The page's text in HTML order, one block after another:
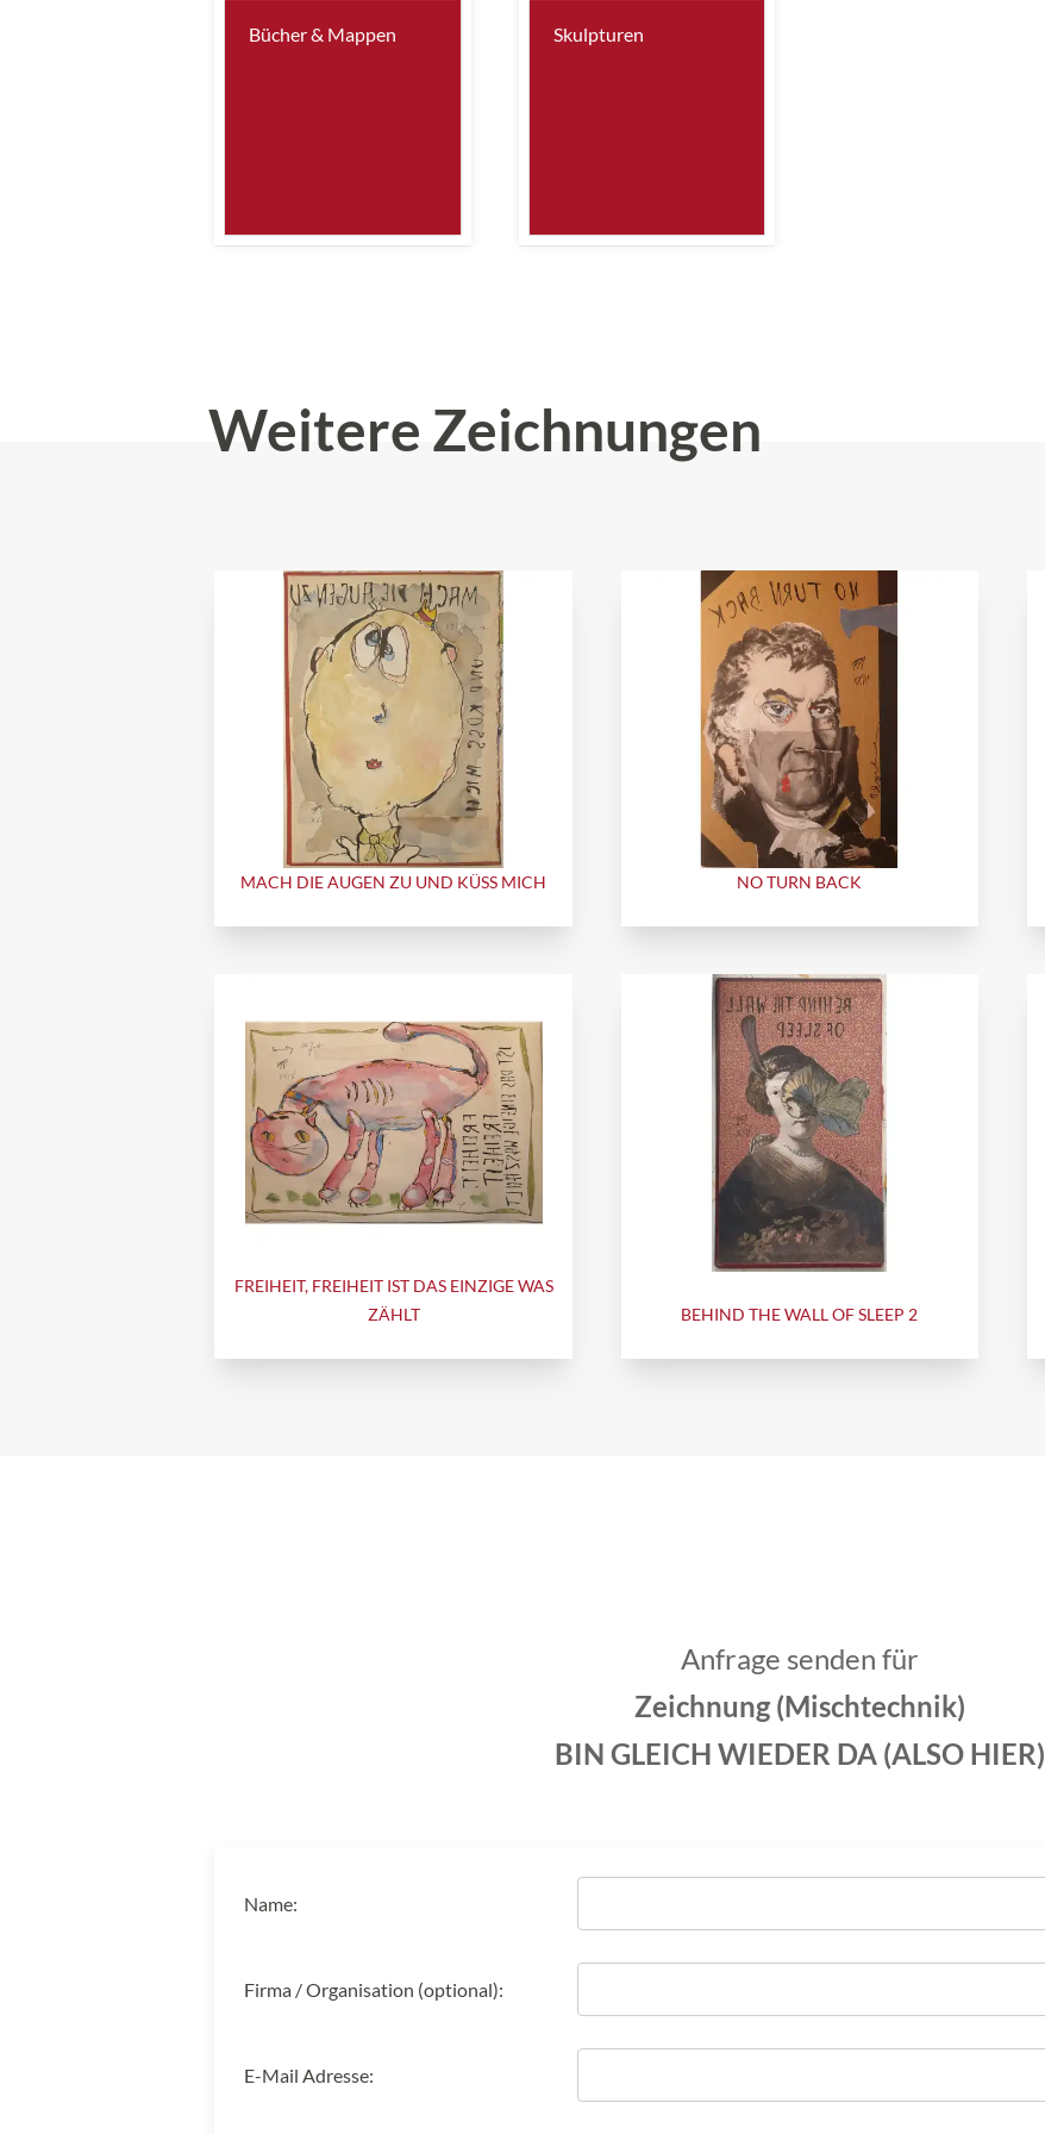
Bücher & Mappen Skulpturen
Weitere Zeichnungen
MACH DIE AUGEN ZU UND KÜSS MICH NO TURN BACK
FREIHEIT, FREIHEIT IST DAS EINZIGE WAS
ZÄHLT
BEHIND THE WALL OF SLEEP 2
Anfrage senden für
Zeichnung (Mischtechnik)
BIN GLEICH WIEDER DA (ALSO HIER)
Name:
Firma / Organisation (optional):
E-Mail Adresse: